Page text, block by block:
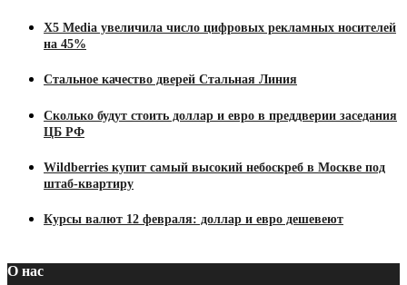
X5 Media увеличила число цифровых рекламных носителей
на 45%
Стальное качество дверей Стальная Линия
Сколько будут стоить доллар и евро в преддверии заседания
ЦБ РФ
Wildberries купит самый высокий небоскреб в Москве под
штаб-квартиру
Курсы валют 12 февраля: доллар и евро дешевеют
О нас